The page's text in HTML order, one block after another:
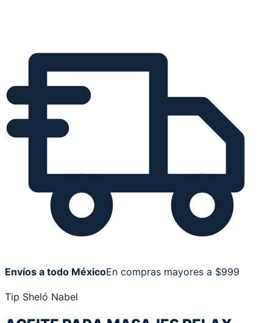
Envíos a todo MéxicoEn compras mayores a $999
Tip Sheló Nabel